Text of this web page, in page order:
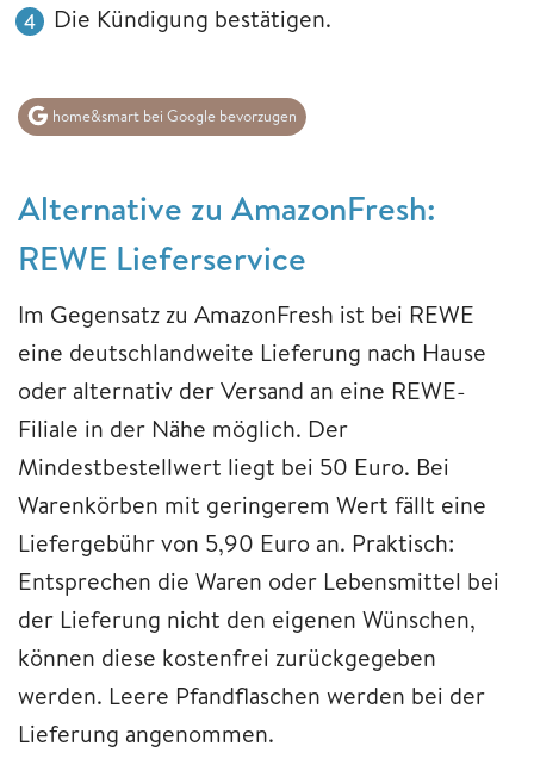
Die Kündigung bestätigen.
home&smart bei Google bevorzugen
Alternative zu AmazonFresh:
REWE Lieferservice
Im Gegensatz zu AmazonFresh ist bei REWE
eine deutschlandweite Lieferung nach Hause
oder alternativ der Versand an eine REWE-
Filiale in der Nähe möglich. Der
Mindestbestellwert liegt bei 50 Euro. Bei
Warenkörben mit geringerem Wert fällt eine
Liefergebühr von 5,90 Euro an. Praktisch:
Entsprechen die Waren oder Lebensmittel bei
der Lieferung nicht den eigenen Wünschen,
können diese kostenfrei zurückgegeben
werden. Leere Pfandflaschen werden bei der
Lieferung angenommen.